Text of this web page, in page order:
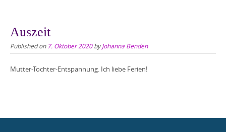
Auszeit
Published on 7. Oktober 2020byJohanna Benden
Mutter-Tochter-Entspannung. Ich liebe Ferien!